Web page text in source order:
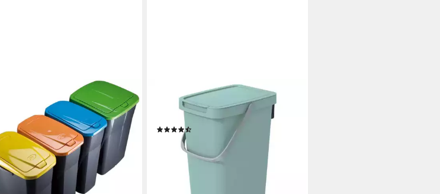
Mülleimer, Mülltrennbehälter
Systema Q 12l
14,50 €
lieferbar - in 2-3 Werktagen bei dir